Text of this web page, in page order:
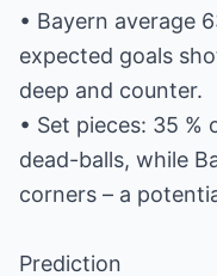
• Bayern average
expected goals
deep and counter.
• Set pieces: 35 %
dead-balls, while
corners – a
Prediction